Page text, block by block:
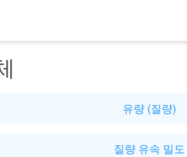
유량 (질량)
질량 유속 밀도